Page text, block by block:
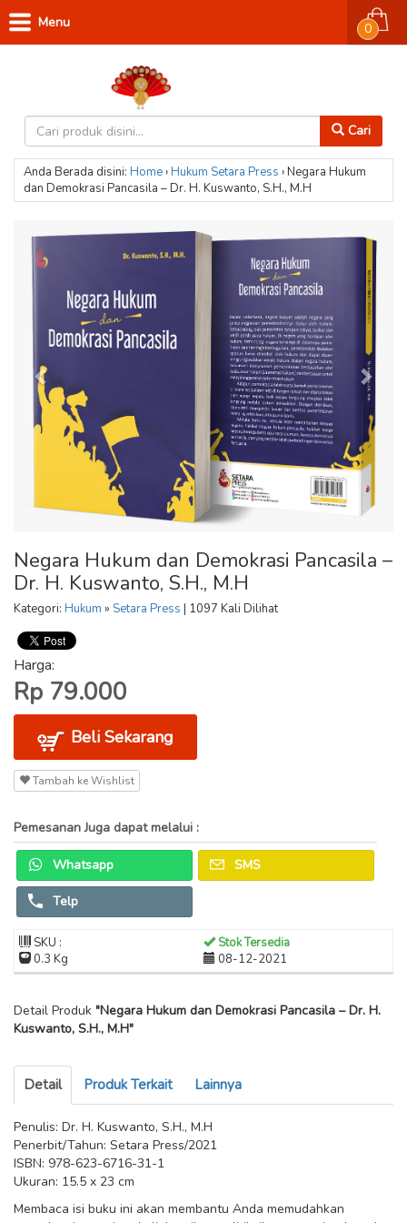
Cari
0
Menu
Anda Berada disini: Home›Hukum Setara Press ›Negara Hukum
dan Demokrasi Pancasila – Dr. H. Kuswanto, S.H., M.H
Negara Hukum dan Demokrasi Pancasila –
Dr. H. Kuswanto, S.H., M.H
Kategori: Hukum » Setara Press | 1097 Kali Dilihat
Harga:
Rp 79.000
Beli Sekarang
Tambah ke Wishlist
Pemesanan Juga dapat melalui :
Whatsapp SMS
Telp
SKU :
Stok Tersedia
0.3 Kg
08-12-2021
Detail Produk "Negara Hukum dan Demokrasi Pancasila – Dr. H.
Kuswanto, S.H., M.H"
Detail Produk Terkait Lainnya
Penulis: Dr. H. Kuswanto, S.H., M.H
Penerbit/Tahun: Setara Press/2021
ISBN: 978-623-6716-31-1
Ukuran: 15.5 x 23 cm
Membaca isi buku ini akan membantu Anda memudahkan